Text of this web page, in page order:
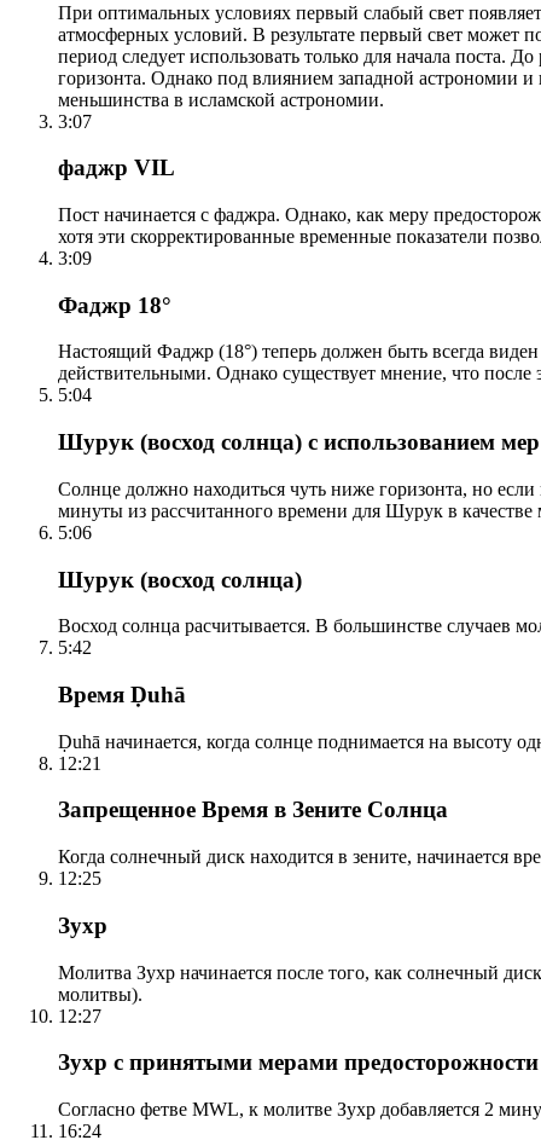
При оптимальных условиях первый слабый свет
атмосферных условий. В результате первый свет может
период следует использовать только для начала
горизонта. Однако под влиянием западной астрономии
меньшинства в исламской астрономии.
3:07
фаджр VIL
Пост начинается с фаджра. Однако, как меру
хотя эти скорректированные временные показатели
3:09
Фаджр 18°
Настоящий Фаджр (18°) теперь должен быть всегда
действительными. Однако существует мнение, что
5:04
Шурук (восход солнца) с использованием
Солнце должно находиться чуть ниже горизонта, но
минуты из рассчитанного времени для Шурук в
5:06
Шурук (восход солнца)
Восход солнца расчитывается. В большинстве случаев
5:42
Время Ḍuhā
Ḍuhā начинается, когда солнце поднимается на высоту
12:21
Запрещенное Время в Зените Солнца
Когда солнечный диск находится в зените, начинается
12:25
Зухр
Молитва Зухр начинается после того, как солнечный
молитвы).
12:27
Зухр с принятыми мерами предосторожности
Согласно фетве MWL, к молитве Зухр добавляется 2
16:24